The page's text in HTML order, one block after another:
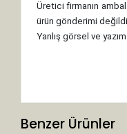
Üretici firmanın
ürün gönderimi
Yanlış görsel ve
Benzer Ürünler